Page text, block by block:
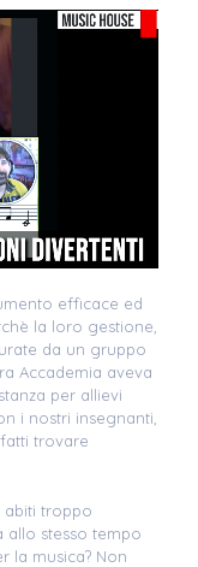
efficace ed
la loro gestione,
da un gruppo
Accademia aveva
per allievi
i nostri insegnanti,
trovare
abiti troppo
allo stesso tempo
la musica? Non